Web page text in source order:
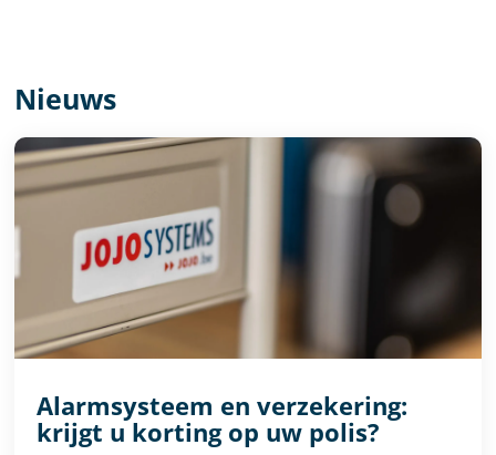
Nieuws
Alarmsysteem en verzekering:
krijgt u korting op uw polis?